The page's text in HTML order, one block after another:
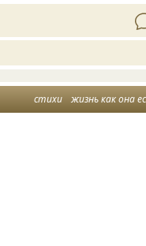
стихи жизнь как она